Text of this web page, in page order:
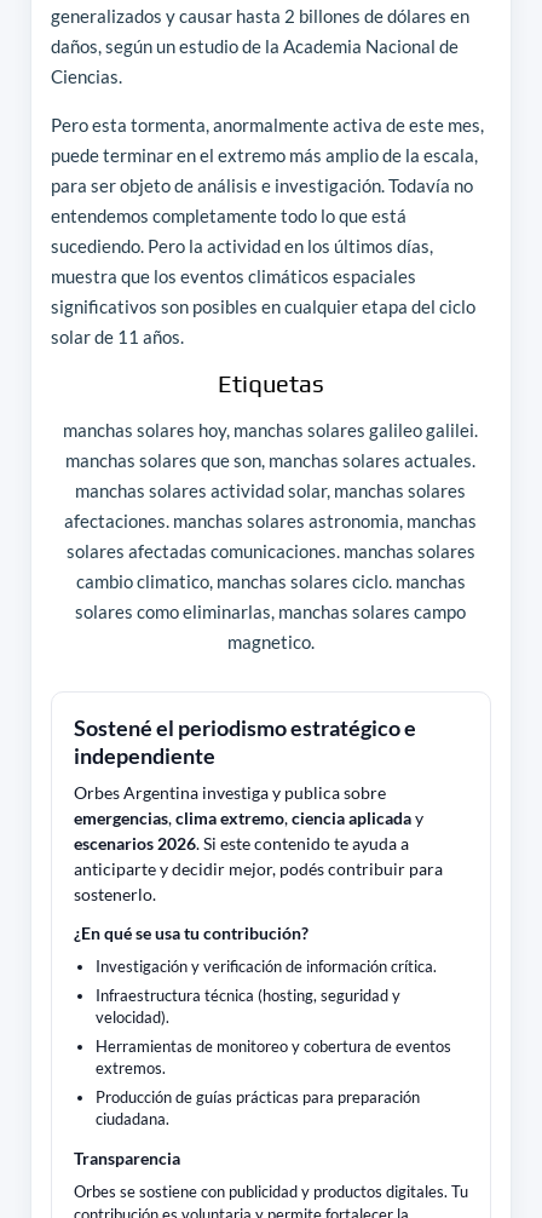
generalizados y causar hasta 2 billones de dólares en
daños, según un estudio de la Academia Nacional de
Ciencias.
Pero esta tormenta, anormalmente activa de este mes,
puede terminar en el extremo más amplio de la escala,
para ser objeto de análisis e investigación. Todavía no
entendemos completamente todo lo que está
sucediendo. Pero la actividad en los últimos días,
muestra que los eventos climáticos espaciales
significativos son posibles en cualquier etapa del ciclo
solar de 11 años.
Etiquetas
manchas solares hoy, manchas solares galileo galilei.
manchas solares que son, manchas solares actuales.
manchas solares actividad solar, manchas solares
afectaciones. manchas solares astronomia, manchas
solares afectadas comunicaciones. manchas solares
cambio climatico, manchas solares ciclo. manchas
solares como eliminarlas, manchas solares campo
magnetico.
Sostené el periodismo estratégico e
independiente
Orbes Argentina investiga y publica sobre
emergencias,clima extremo,ciencia aplicaday
escenarios 2026. Si este contenido te ayuda a
anticiparte y decidir mejor, podés contribuir para
sostenerlo.
¿En qué se usa tu contribución?
Investigación y verificación de información crítica.
Infraestructura técnica (hosting, seguridad y
velocidad).
Herramientas de monitoreo y cobertura de eventos
extremos.
Producción de guías prácticas para preparación
ciudadana.
Transparencia
Orbes se sostiene con publicidad y productos digitales. Tu
contribución es voluntaria y permite fortalecer la